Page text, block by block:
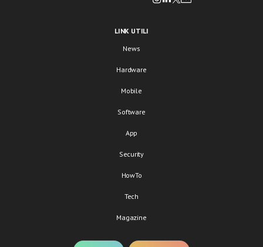
LINK UTILI
News
Hardware
Mobile
Software
App
Security
HowTo
Tech
Magazine